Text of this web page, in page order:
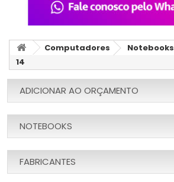
Computadores Notebooks
14
ADICIONAR AO ORÇAMENTO
NOTEBOOKS
FABRICANTES